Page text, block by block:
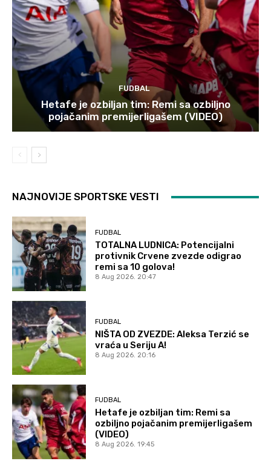
FUDBAL
Hetafe je ozbiljan tim: Remi sa ozbiljno
pojačanim premijerligašem (VIDEO)
NAJNOVIJE SPORTSKE VESTI
FUDBAL
TOTALNA LUDNICA: Potencijalni
protivnik Crvene zvezde odigrao
remi sa 10 golova!
8 Aug 2026. 20:47
FUDBAL
NIŠTA OD ZVEZDE: Aleksa Terzić se
vraća u Seriju A!
8 Aug 2026. 20:16
FUDBAL
Hetafe je ozbiljan tim: Remi sa
ozbiljno pojačanim premijerligašem
(VIDEO)
8 Aug 2026. 19:45